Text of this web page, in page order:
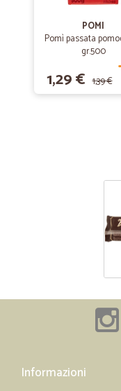
POMI
Pomì passata
gr.500
1,29 € 1,39 €
Informazioni